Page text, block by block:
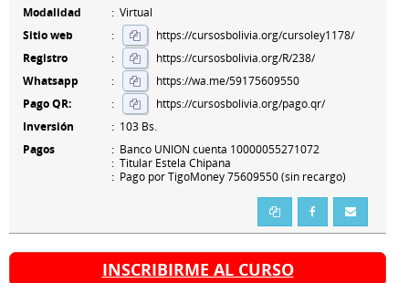
Modalidad
: Virtual
Sitio web
:
https://cursosbolivia.org/cursoley1178/
Registro
:
https://cursosbolivia.org/R/238/
Whatsapp
:
https://wa.me/59175609550
Pago QR:
:
https://cursosbolivia.org/pago.qr/
Inversión
: 103 Bs.
Pagos
: Banco UNION cuenta 10000055271072
: Titular Estela Chipana
: Pago por TigoMoney 75609550 (sin recargo)
INSCRIBIRME AL CURSO